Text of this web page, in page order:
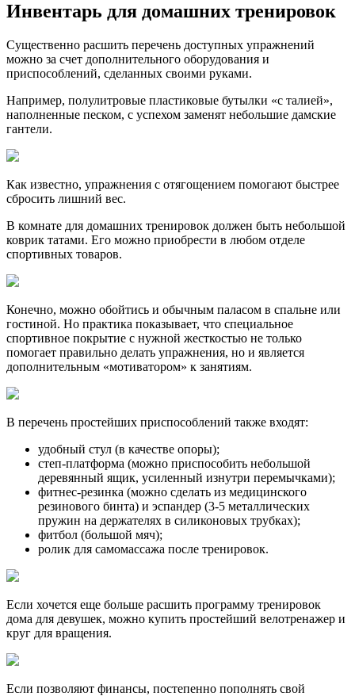
Инвентарь для домашних тренировок
Существенно расшить перечень доступных упражнений
можно за счет дополнительного оборудования и
приспособлений, сделанных своими руками.
Например, полулитровые пластиковые бутылки «с талией»,
наполненные песком, с успехом заменят небольшие дамские
гантели.
Как известно, упражнения с отягощением помогают быстрее
сбросить лишний вес.
В комнате для домашних тренировок должен быть небольшой
коврик татами. Его можно приобрести в любом отделе
спортивных товаров.
Конечно, можно обойтись и обычным паласом в спальне или
гостиной. Но практика показывает, что специальное
спортивное покрытие с нужной жесткостью не только
помогает правильно делать упражнения, но и является
дополнительным «мотиватором» к занятиям.
В перечень простейших приспособлений также входят:
удобный стул (в качестве опоры);
степ-платформа (можно приспособить небольшой
деревянный ящик, усиленный изнутри перемычками);
фитнес-резинка (можно сделать из медицинского
резинового бинта) и эспандер (3-5 металлических
пружин на держателях в силиконовых трубках);
фитбол (большой мяч);
ролик для самомассажа после тренировок.
Если хочется еще больше расшить программу тренировок
дома для девушек, можно купить простейший велотренажер и
круг для вращения.
Если позволяют финансы, постепенно пополнять свой